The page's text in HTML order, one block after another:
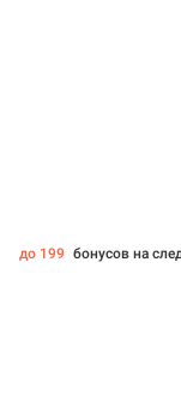
до 199 бонусов на